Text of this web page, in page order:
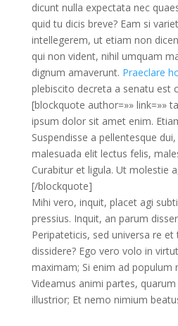
dicunt nulla expectata nec
quid tu dicis breve? Eam si
intellegerem, ut etiam non
qui non vident, nihil umquam
dignum amaverunt. Praeclare
plebiscito decreta a senatu est
[blockquote author=»» link=»»
ipsum dolor sit amet enim.
Suspendisse a pellentesque
malesuada elit lectus felis,
Curabitur et ligula. Ut molestie
[/blockquote]
Mihi vero, inquit, placet agi
pressius. Inquit, an parum
Peripateticis, sed universa re
dissidere? Ego vero volo in
maximam; Si enim ad populum
Videamus animi partes,
illustrior; Et nemo nimium